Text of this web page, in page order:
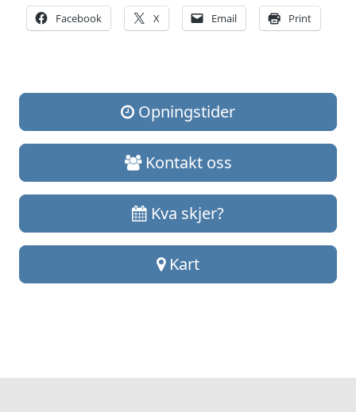
Facebook X Email Print
Opningstider
Kontakt oss
Kva skjer?
Kart